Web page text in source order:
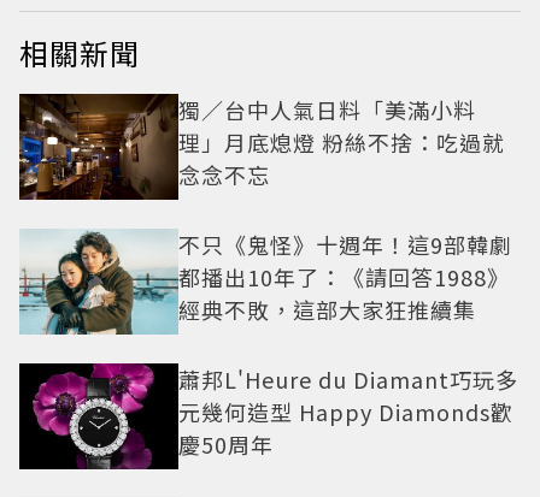
相關新聞
獨／台中人氣日料「美滿小料
理」月底熄燈 粉絲不捨：吃過就
念念不忘
不只《鬼怪》十週年！這9部韓劇
都播出10年了：《請回答1988》
經典不敗，這部大家狂推續集
蕭邦L'Heure du Diamant巧玩多
元幾何造型 Happy Diamonds歡
慶50周年